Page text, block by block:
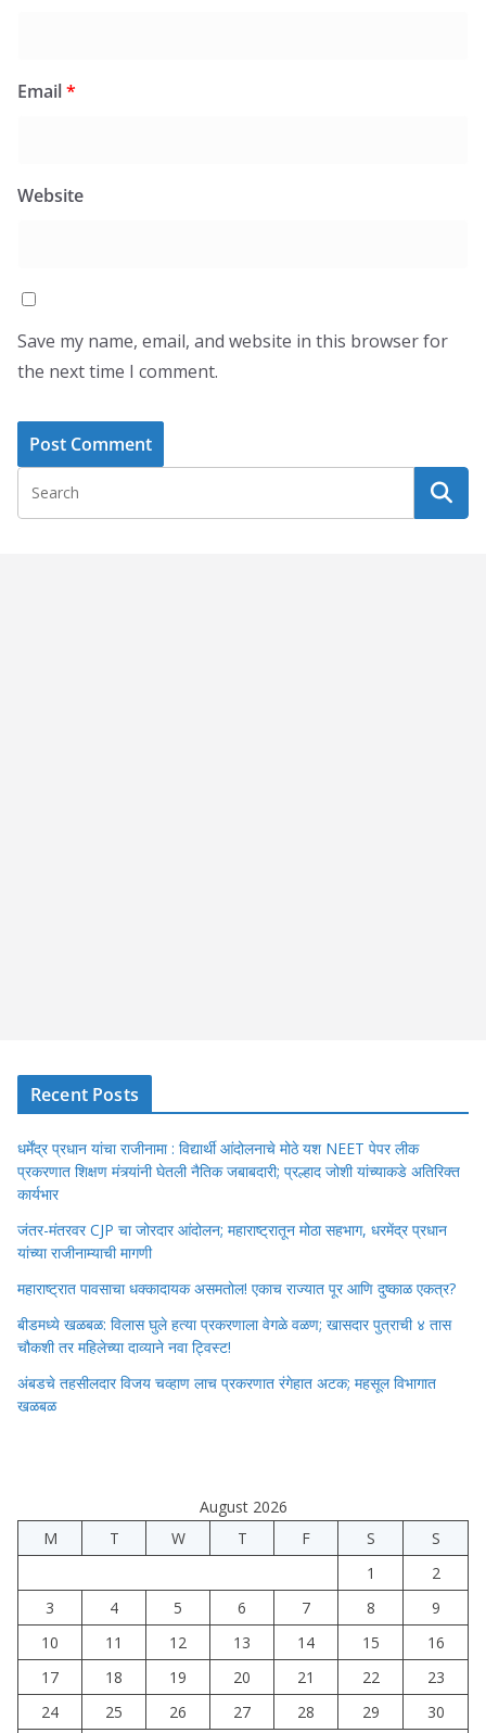
Email*
Website
Save my name, email, and website in this browser for
the next time I comment.
Recent Posts
धर्मेंद्र प्रधान यांचा राजीनामा : विद्यार्थी आंदोलनाचे मोठे यश NEET पेपर लीक
प्रकरणात शिक्षण मंत्र्यांनी घेतली नैतिक जबाबदारी; प्रल्हाद जोशी यांच्याकडे अतिरिक्त
कार्यभार
जंतर-मंतरवर CJP चा जोरदार आंदोलन; महाराष्ट्रातून मोठा सहभाग, धरमेंद्र प्रधान
यांच्या राजीनाम्याची मागणी
महाराष्ट्रात पावसाचा धक्कादायक असमतोल! एकाच राज्यात पूर आणि दुष्काळ एकत्र?
बीडमध्ये खळबळ: विलास घुले हत्या प्रकरणाला वेगळे वळण; खासदार पुत्राची ४ तास
चौकशी तर महिलेच्या दाव्याने नवा ट्विस्ट!
अंबडचे तहसीलदार विजय चव्हाण लाच प्रकरणात रंगेहात अटक; महसूल विभागात
खळबळ
August 2026
M
T W T F S
S
1
2
3
4 5 6 7 8
9
10
11 12 13 14 15
16
17
18 19 20 21 22
23
24
25 26 27 28 29
30